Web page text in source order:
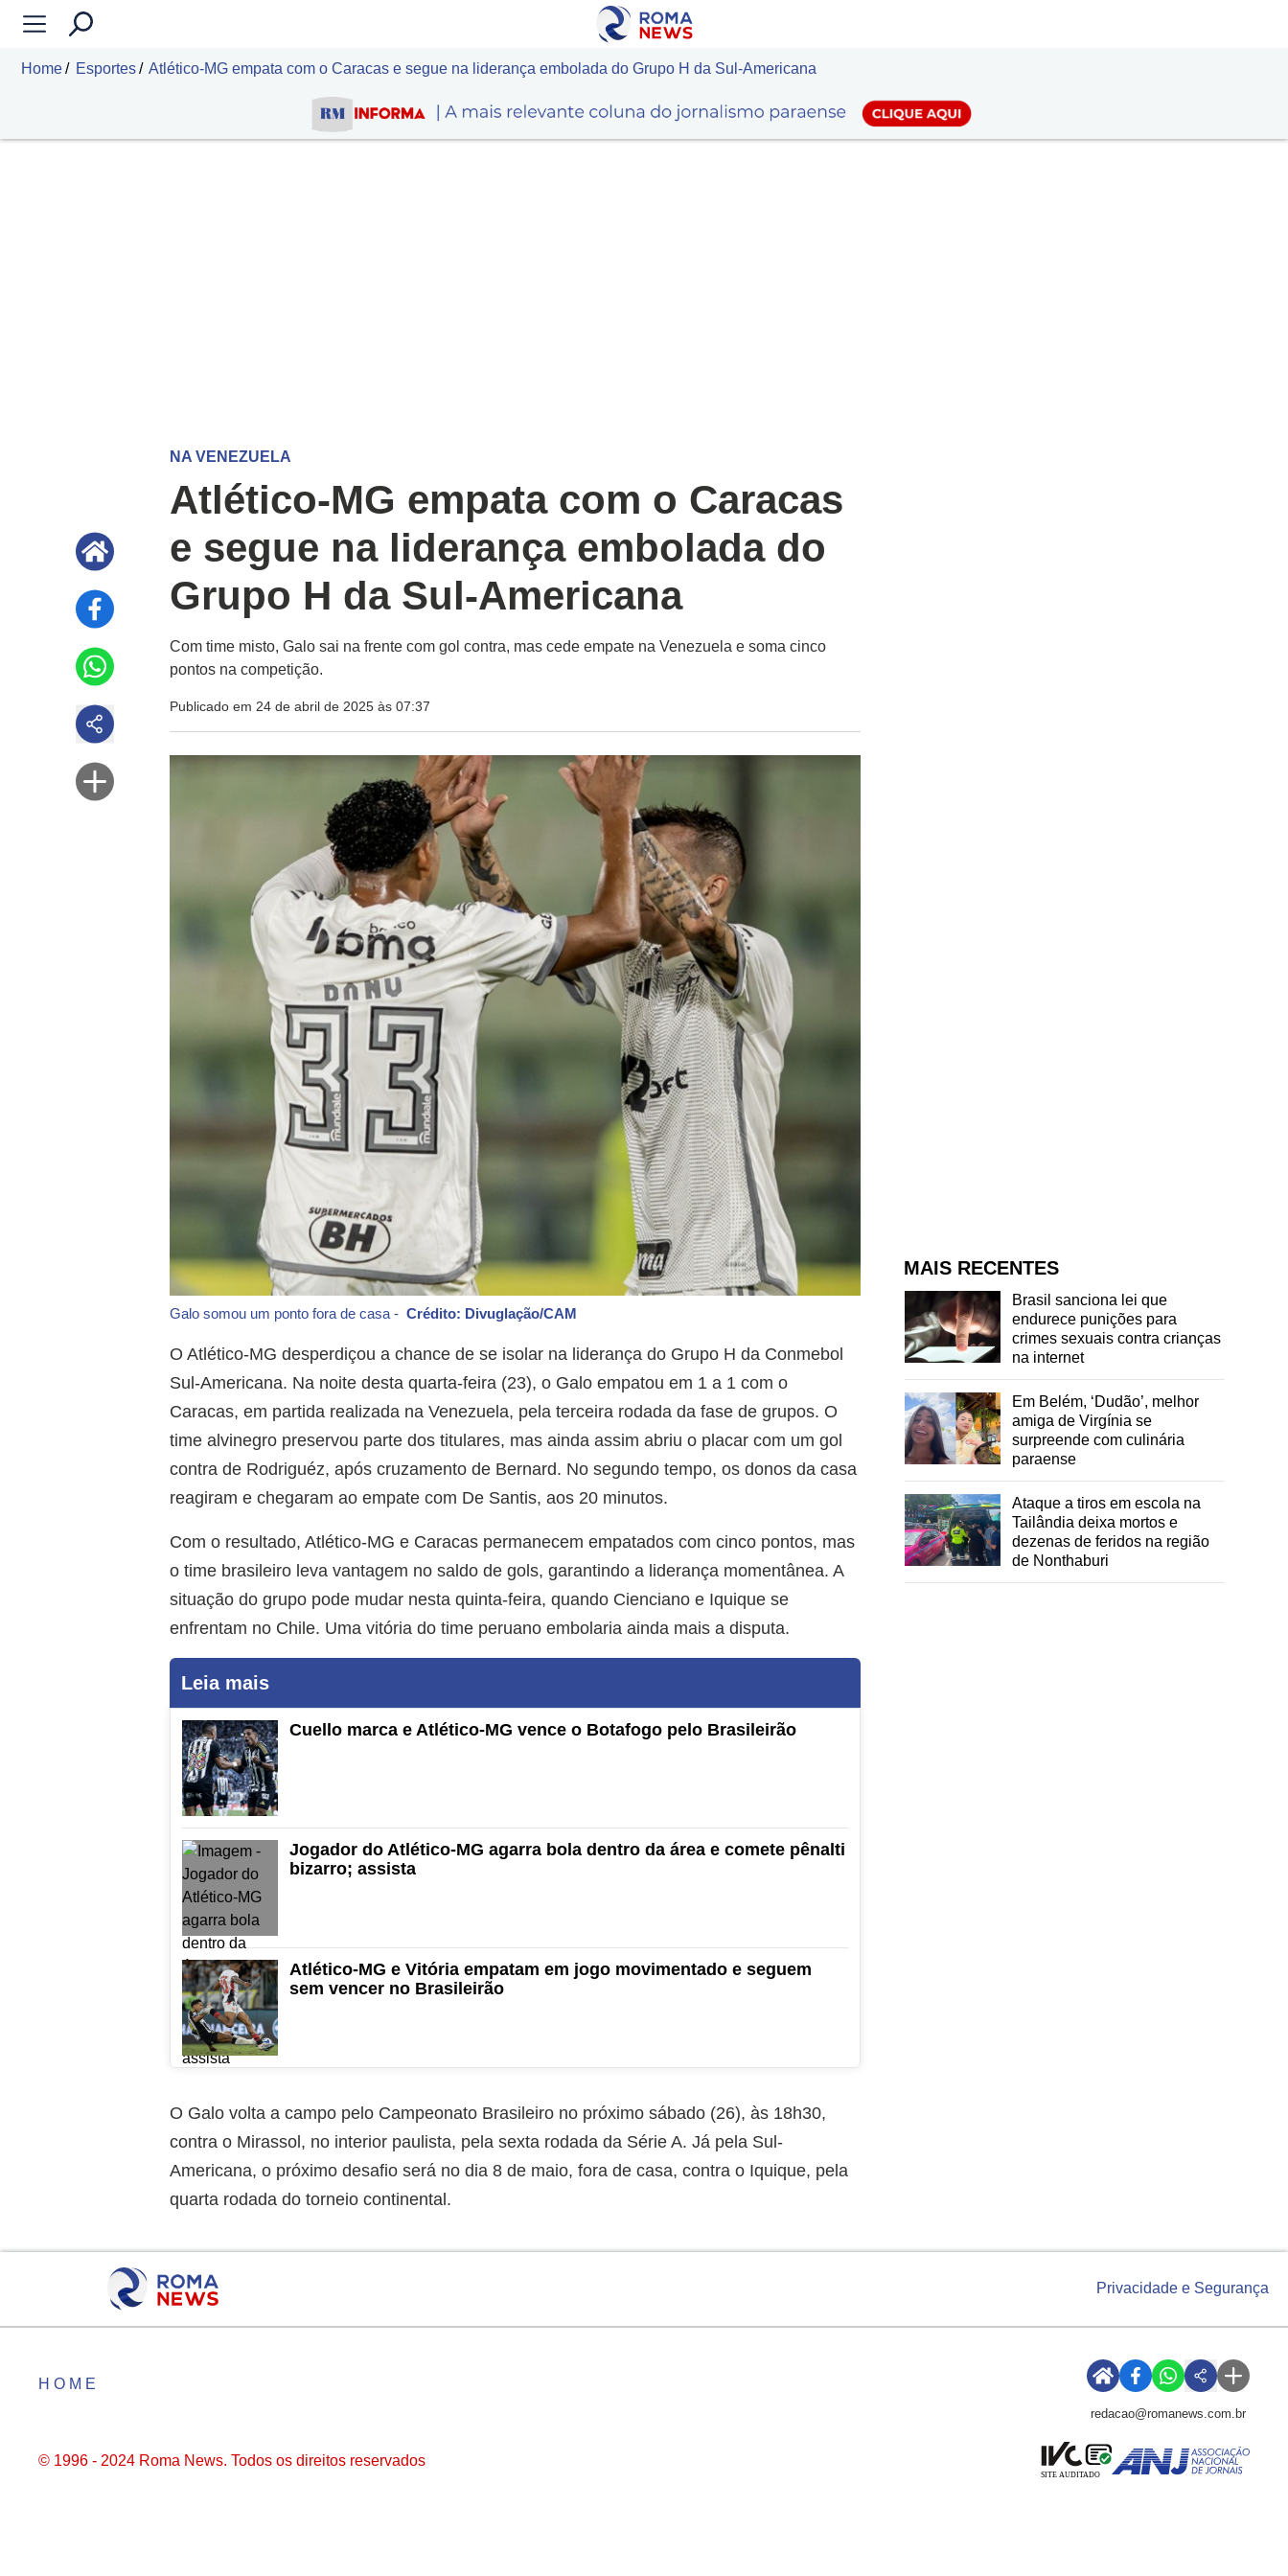
Home Esportes Atlético-MG empata com o Caracas e segue na liderança embolada do Grupo H da Sul-Americana
NA VENEZUELA
Atlético-MG empata com o Caracas
e segue na liderança embolada do
Grupo H da Sul-Americana
Com time misto, Galo sai na frente com gol contra, mas cede empate na Venezuela e soma cinco
pontos na competição.
Publicado em 24 de abril de 2025 às 07:37
Galo somou um ponto fora de casa -Crédito: Divuglação/CAM
O Atlético-MG desperdiçou a chance de se isolar na liderança do Grupo H da Conmebol
Sul-Americana. Na noite desta quarta-feira (23), o Galo empatou em 1 a 1 com o
Caracas, em partida realizada na Venezuela, pela terceira rodada da fase de grupos. O
time alvinegro preservou parte dos titulares, mas ainda assim abriu o placar com um gol
contra de Rodriguéz, após cruzamento de Bernard. No segundo tempo, os donos da casa
reagiram e chegaram ao empate com De Santis, aos 20 minutos.
Com o resultado, Atlético-MG e Caracas permanecem empatados com cinco pontos, mas
o time brasileiro leva vantagem no saldo de gols, garantindo a liderança momentânea. A
situação do grupo pode mudar nesta quinta-feira, quando Cienciano e Iquique se
enfrentam no Chile. Uma vitória do time peruano embolaria ainda mais a disputa.
Leia mais
Cuello marca e Atlético-MG vence o Botafogo pelo Brasileirão
Jogador do Atlético-MG agarra bola dentro da área e comete pênalti
bizarro; assista
Atlético-MG e Vitória empatam em jogo movimentado e seguem
sem vencer no Brasileirão
O Galo volta a campo pelo Campeonato Brasileiro no próximo sábado (26), às 18h30,
contra o Mirassol, no interior paulista, pela sexta rodada da Série A. Já pela Sul-
Americana, o próximo desafio será no dia 8 de maio, fora de casa, contra o Iquique, pela
quarta rodada do torneio continental.
MAIS RECENTES
Brasil sanciona lei que
endurece punições para
crimes sexuais contra crianças
na internet
Em Belém, ‘Dudão’, melhor
amiga de Virgínia se
surpreende com culinária
paraense
Ataque a tiros em escola na
Tailândia deixa mortos e
dezenas de feridos na região
de Nonthaburi
Privacidade e Segurança
HOME
redacao@romanews.com.br
© 1996 - 2024 Roma News. Todos os direitos reservados
SITE AUDITADO